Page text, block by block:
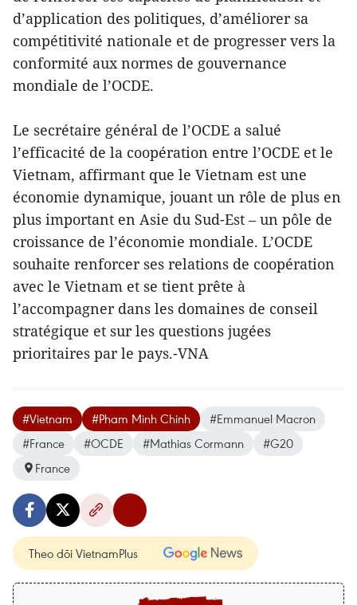
d’application des politiques, d’améliorer sa
compétitivité nationale et de progresser vers la
conformité aux normes de gouvernance
mondiale de l’OCDE.
Le secrétaire général de l’OCDE a salué
l’efficacité de la coopération entre l’OCDE et le
Vietnam, affirmant que le Vietnam est une
économie dynamique, jouant un rôle de plus en
plus important en Asie du Sud-Est – un pôle de
croissance de l’économie mondiale. L’OCDE
souhaite renforcer ses relations de coopération
avec le Vietnam et se tient prête à
l’accompagner dans les domaines de conseil
stratégique et sur les questions jugées
prioritaires par le pays.-VNA
#Vietnam #Pham Minh Chinh
#Emmanuel Macron
#France
#OCDE #Mathias Cormann
#G20
France
Theo dõi VietnamPlus